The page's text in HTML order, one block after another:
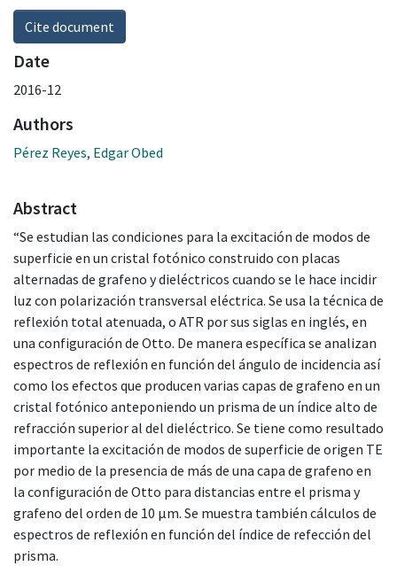
Cite document
Date
2016-12
Authors
Pérez Reyes, Edgar Obed
Abstract
“Se estudian las condiciones para la excitación de modos de
superficie en un cristal fotónico construido con placas
alternadas de grafeno y dieléctricos cuando se le hace incidir
luz con polarización transversal eléctrica. Se usa la técnica de
reflexión total atenuada, o ATR por sus siglas en inglés, en
una configuración de Otto. De manera específica se analizan
espectros de reflexión en función del ángulo de incidencia así
como los efectos que producen varias capas de grafeno en un
cristal fotónico anteponiendo un prisma de un índice alto de
refracción superior al del dieléctrico. Se tiene como resultado
importante la excitación de modos de superficie de origen TE
por medio de la presencia de más de una capa de grafeno en
la configuración de Otto para distancias entre el prisma y
grafeno del orden de 10 µm. Se muestra también cálculos de
espectros de reflexión en función del índice de refección del
prisma.